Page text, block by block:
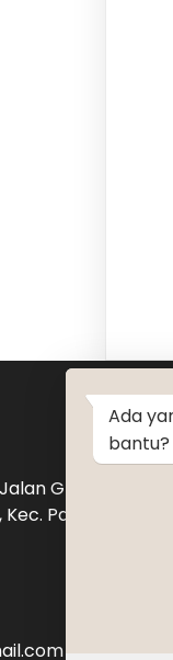
Graha Raya
Pd. Aren, Kota
Ada
bantu?